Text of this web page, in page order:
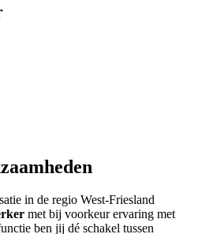
in de regio West-Friesland
met bij voorkeur ervaring met
ben jij dé schakel tussen